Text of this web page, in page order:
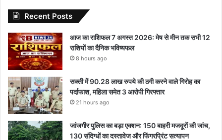
Recent Posts
आज का राशिफल 7 अगस्त 2026: मेष से मीन तक सभी 12
राशियों का दैनिक भविष्यफल
8 hours ago
सक्ती में 90.28 लाख रुपये की ठगी करने वाले गिरोह का
पर्दाफाश, महिला समेत 3 आरोपी गिरफ्तार
21 hours ago
जांजगीर पुलिस का बड़ा एक्शन: 150 बाहरी मजदूरों की जांच,
130 संदिग्धों का दस्तावेज और फिंगरप्रिंट सत्यापन